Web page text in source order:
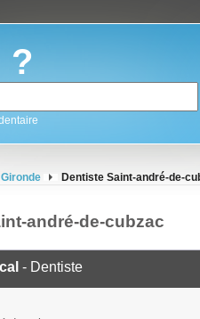
?
Gironde Dentiste Saint-andré-de-
andré-de-cubzac
- Dentiste